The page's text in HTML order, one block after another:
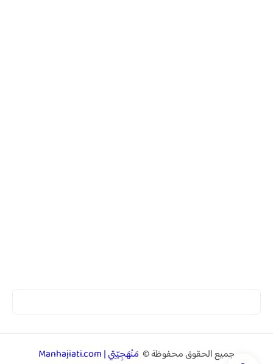
جميع الحقوق محفوظة © مَنْهَجِيّتِي | Manhajiati.com